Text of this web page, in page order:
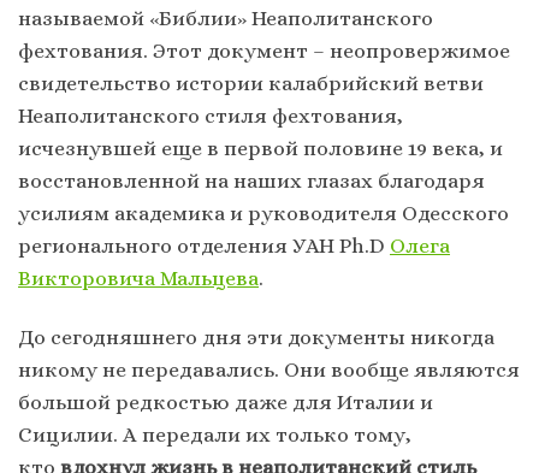
называемой «Библии» Неаполитанского
фехтования. Этот документ – неопровержимое
свидетельство истории калабрийский ветви
Неаполитанского стиля фехтования,
исчезнувшей еще в первой половине 19 века, и
восстановленной на наших глазах благодаря
усилиям академика и руководителя Одесского
регионального отделения УАН Ph.D Олега
Викторовича Мальцева.
До сегодняшнего дня эти документы никогда
никому не передавались. Они вообще являются
большой редкостью даже для Италии и
Сицилии. А передали их только тому,
кто вдохнул жизнь в неаполитанский стиль